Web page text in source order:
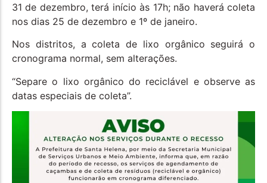
31 de dezembro, terá início às 17h; não haverá coleta
nos dias 25 de dezembro e 1º de janeiro.
Nos distritos, a coleta de lixo orgânico seguirá o
cronograma normal, sem alterações.
“Separe o lixo orgânico do reciclável e observe as
datas especiais de coleta”.